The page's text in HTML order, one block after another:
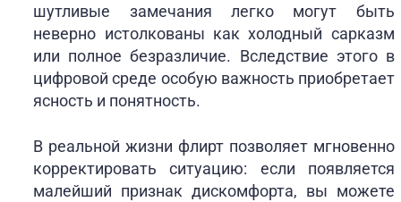
шутливые замечания легко могут быть
неверно истолкованы как холодный сарказм
или полное безразличие. Вследствие этого в
цифровой среде особую важность приобретает
ясность и понятность.
В реальной жизни флирт позволяет мгновенно
корректировать ситуацию: если появляется
малейший признак дискомфорта, вы можете